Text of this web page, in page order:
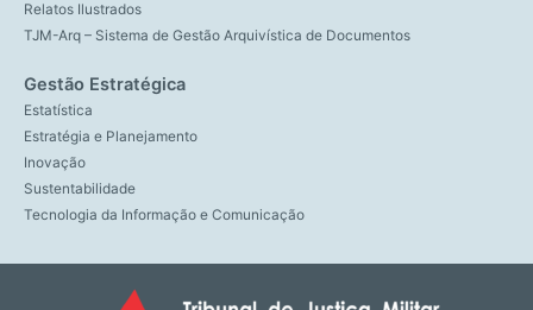
Relatos Ilustrados
TJM-Arq – Sistema de Gestão Arquivística de Documentos
Gestão Estratégica
Estatística
Estratégia e Planejamento
Inovação
Sustentabilidade
Tecnologia da Informação e Comunicação